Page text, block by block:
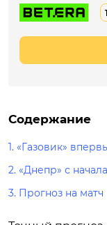
Содержание
1. «Газовик»
2. «Днепр» с
3. Прогноз на матч